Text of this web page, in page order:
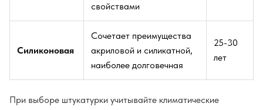
свойствами
Силиконовая
Сочетает преимущества
акриловой и силикатной,
наиболее долговечная
25-30
лет
При выборе штукатурки учитывайте климатические